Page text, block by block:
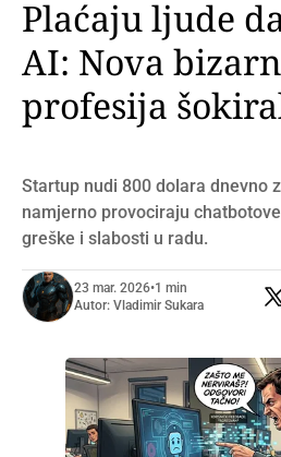
PRETPLATI SE
Plaćaju ljude
AI: Nova
profesija
Startup nudi 800 dolara dnevno
namjerno provociraju
greške i slabosti u radu.
23 mar. 2026•1 min
Autor: Vladimir Sukara